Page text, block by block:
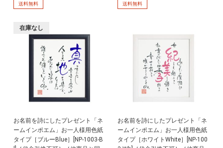
送料無料 送料無料
お名前を詩にしたプレゼント「ネ
ームインポエム」お一人様用色紙
タイプ［ブルーBlue］[NP-1003-B
在庫なし
お名前を詩にしたプレゼント「ネ
ームインポエム」お一人様用色紙
タイプ［ホワイトWhite］[NP-100